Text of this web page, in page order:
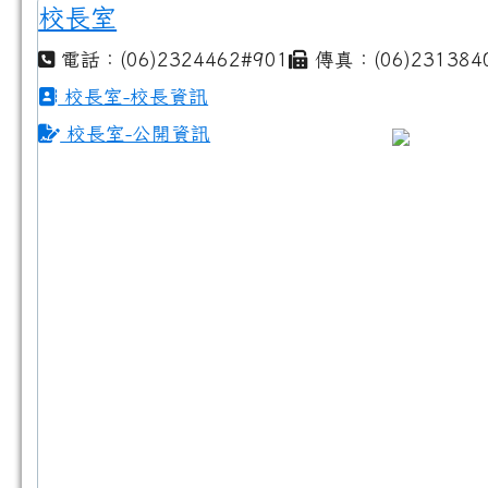
校長室
電話：(06)2324462#901
傳真：
校長室-校長資訊
校長室-公開資訊